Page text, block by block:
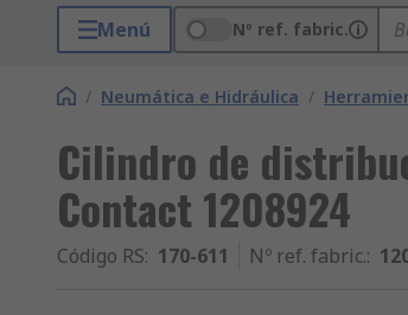
Menú Nº ref. fabric.
/ Neumática e Hidráulica /
Cilindro de
Contact 1208924
Código RS: 170-611 Nº ref. fabric.: